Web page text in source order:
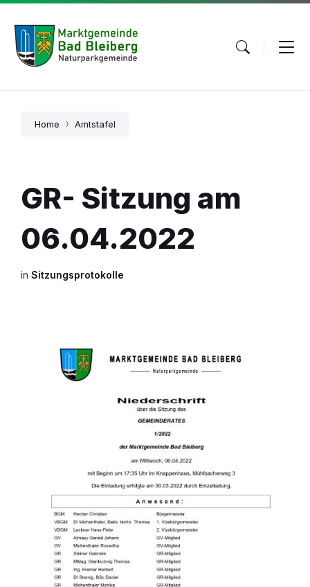
Skip
content
Skip
main
navigation
Skip
footer
Home Amtstafel
GR- Sitzung am
06.04.2022
in Sitzungsprotokolle